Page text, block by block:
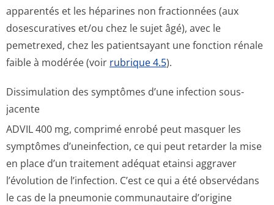
apparentés et les héparines non fractionnées (aux
dosescuratives et/ou chez le sujet âgé), avec le
pemetrexed, chez les patientsayant une fonction rénale
faible à modérée (voir rubrique 4.5).
Dissimulation des symptômes d’une infection sous-
jacente
ADVIL 400 mg, comprimé enrobé peut masquer les
symptômes d’uneinfection, ce qui peut retarder la mise
en place d’un traitement adéquat etainsi aggraver
l’évolution de l’infection. C’est ce qui a été observédans
le cas de la pneumonie communautaire d’origine